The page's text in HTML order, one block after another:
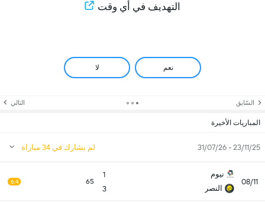
التهديف في أي وقت
نعم لا
السّابق التالي
المباريات الأخيرة
23/11/25 - 31/07/26 لم يشارك في 34 مباراة
08/11
نيوم
النصر
1
3
65
6.4